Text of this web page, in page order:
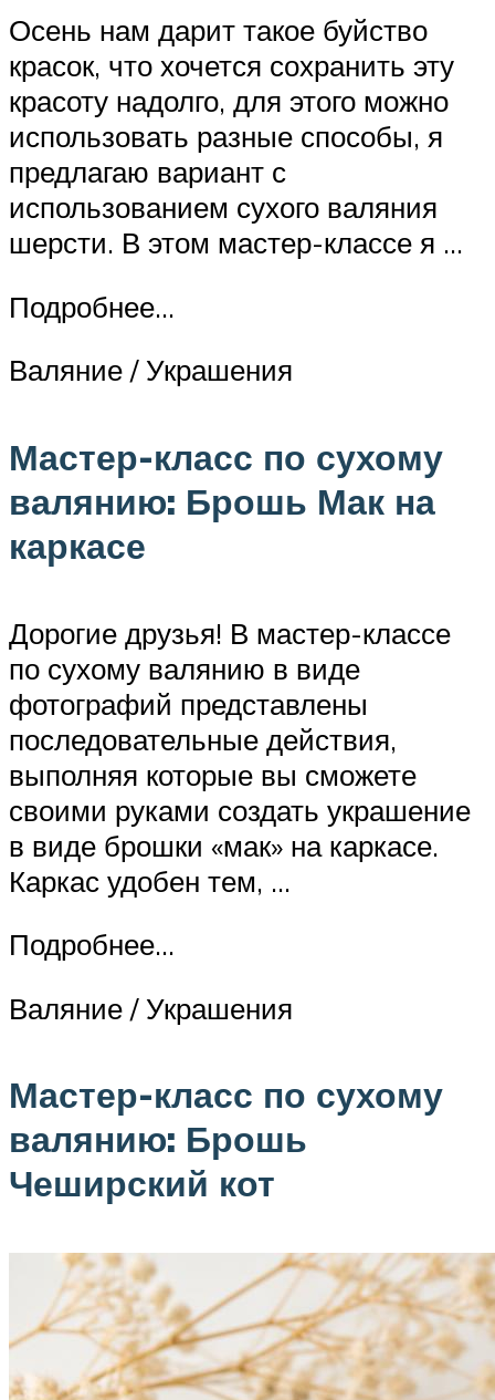
Осень нам дарит такое буйство
красок, что хочется сохранить эту
красоту надолго, для этого можно
использовать разные способы, я
предлагаю вариант с
использованием сухого валяния
шерсти. В этом мастер-классе я …
Подробнее…
Валяние / Украшения
Мастер-класс по сухому
валянию: Брошь Мак на
каркасе
Дорогие друзья! В мастер-классе
по сухому валянию в виде
фотографий представлены
последовательные действия,
выполняя которые вы сможете
своими руками создать украшение
в виде брошки «мак» на каркасе.
Каркас удобен тем, …
Подробнее…
Валяние / Украшения
Мастер-класс по сухому
валянию: Брошь
Чеширский кот